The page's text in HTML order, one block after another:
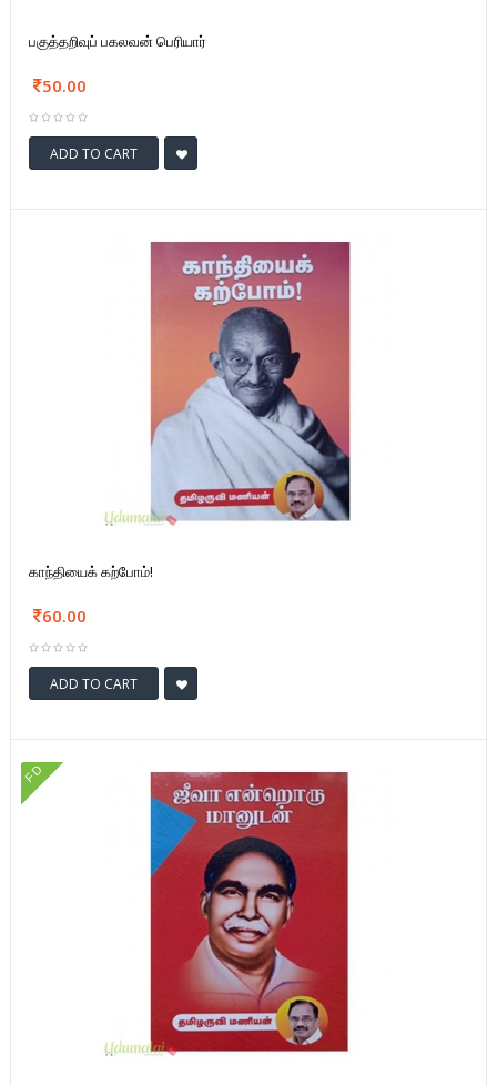
பகுத்தறிவுப் பகலவன் பெரியார்
50.00
ADD TO CART
காந்தியைக் கற்போம்!
60.00
ADD TO CART
FD